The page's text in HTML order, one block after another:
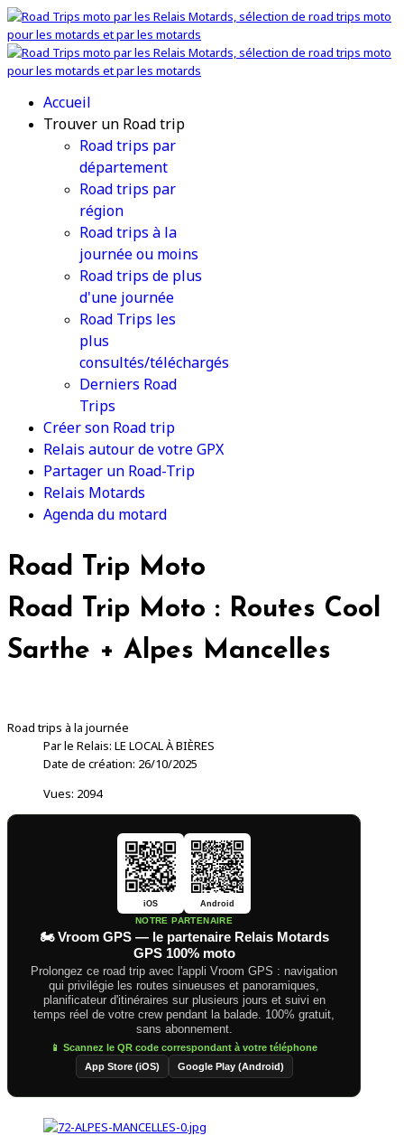
Accueil
Trouver un Road trip
Road trips par
département
Road trips par
région
Road trips à la
journée ou moins
Road trips de plus
d'une journée
Road Trips les
plus
consultés/téléchargés
Derniers Road
Trips
Créer son Road trip
Relais autour de votre GPX
Partager un Road-Trip
Relais Motards
Agenda du motard
Road Trip Moto
Road Trip Moto : Routes Cool
Sarthe + Alpes Mancelles
Road trips à la journée
Par le Relais: LE LOCAL À BIÈRES
Date de création: 26/10/2025
Vues: 2094
iOS Android
NOTRE PARTENAIRE
🏍️ Vroom GPS — le partenaire Relais Motards
GPS 100% moto
Prolongez ce road trip avec l'appli Vroom GPS : navigation
qui privilégie les routes sinueuses et panoramiques,
planificateur d'itinéraires sur plusieurs jours et suivi en
temps réel de votre crew pendant la balade. 100% gratuit,
sans abonnement.
📱 Scannez le QR code correspondant à votre téléphone
App Store (iOS)
Google Play (Android)